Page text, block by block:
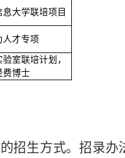
大学联培项目
人才专项
室联培计划，
费博士
招生方式。招录办